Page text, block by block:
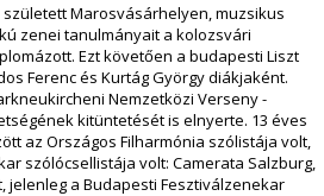
Marosvásárhelyen, muzsikus
zenei tanulmányait a kolozsvári
Ezt követően a budapesti Liszt
Ferenc és Kurtág György diákjaként.
Nemzetközi Verseny -
kitüntetését is elnyerte. 13 éves
az Országos Filharmónia szólistája volt,
szólócsellistája volt: Camerata Salzburg,
jelenleg a Budapesti Fesztiválzenekar